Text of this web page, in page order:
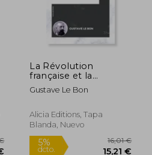
La Révolution
française et la
psychologie des
Révolutions (en
Gustave Le Bon
Alicia Editions, Tapa
Blanda, Nuevo